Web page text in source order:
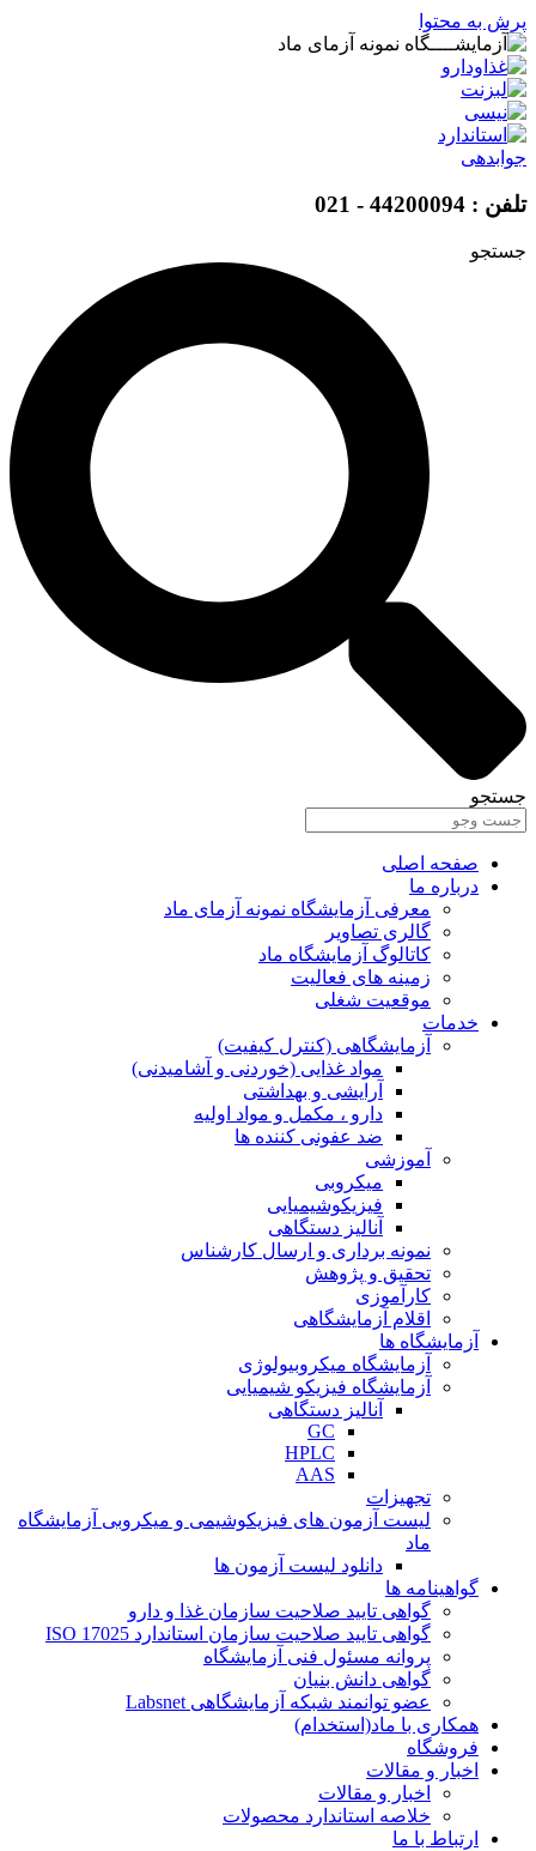
پرش به محتوا
جوابدهی
تلفن : 44200094 - 021
جستجو
جستجو
صفحه اصلی
درباره ما
معرفی آزمایشگاه نمونه آزمای ماد
گالری تصاویر
کاتالوگ آزمایشگاه ماد
زمینه های فعالیت
موقعیت شغلی
خدمات
آزمایشگاهی (کنترل کیفیت)
مواد غذایی (خوردنی و آشامیدنی)
آرایشی و بهداشتی
دارو ، مکمل و مواد اولیه
ضد عفونی کننده ها
آموزشی
میکروبی
فیزیکوشیمیایی
آنالیز دستگاهی
نمونه برداری و ارسال کارشناس
تحقیق و پژوهش
کارآموزی
اقلام آزمایشگاهی
آزمایشگاه ها
آزمایشگاه میکروبیولوژی
آزمایشگاه فیزیکو شیمیایی
آنالیز دستگاهی
GC
HPLC
AAS
تجهیزات
لیست آزمون های فیزیکوشیمی و میکروبی آزمایشگاه
ماد
دانلود لیست آزمون ها
گواهینامه ها
گواهی تایید صلاحیت سازمان غذا و دارو
گواهی تایید صلاحیت سازمان استاندارد ISO 17025
پروانه مسئول فنی آزمایشگاه
گواهی دانش بنیان
عضو توانمند شبکه آزمایشگاهی Labsnet
همکاری با ماد(استخدام)
فروشگاه
اخبار و مقالات
اخبار و مقالات
خلاصه استاندارد محصولات
ارتباط با ما